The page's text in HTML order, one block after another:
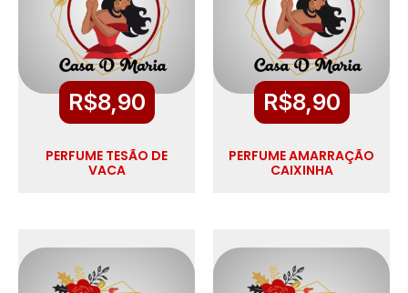
R$8,90
PERFUME TESÃO DE
VACA
R$8,90
PERFUME AMARRAÇÃO
CAIXINHA